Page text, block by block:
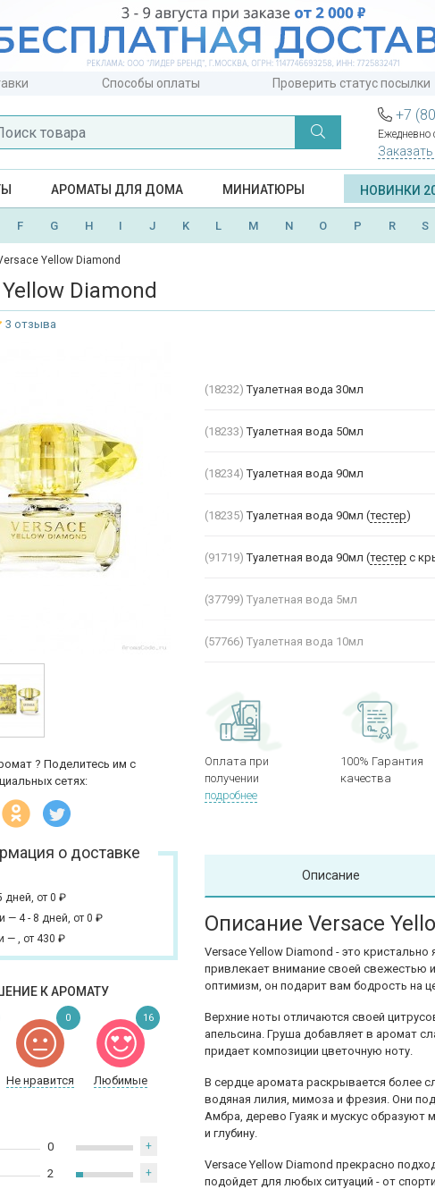
Способы оплаты Проверить статус посылки
+7
Ежедневно
АРОМАТЫ ДЛЯ ДОМА МИНИАТЮРЫ НОВИНКИ
F G H I J K L M N O P R S
Yellow Diamond
Diamond
3 отзыва
? Поделитесь им с
сетях:
о доставке
дней, от 0 ₽
— 4 - 8 дней, от 0 ₽
— , от 430 ₽
К АРОМАТУ
Не нравится Любимые
0 16
0 +
2 +
(18232) Туалетная вода 30мл
(18233) Туалетная вода 50мл
(18234) Туалетная вода 90мл
(18235) Туалетная вода 90мл (тестер)
(91719) Туалетная вода 90мл (тестер с
(37799) Туалетная вода 5мл
(57766) Туалетная вода 10мл
Оплата при
получении
подробнее
100% Гарантия
качества
Описание
Описание Versace
Versace Yellow Diamond - это
привлекает внимание своей свежестью
оптимизм, он подарит вам бодрость на
Верхние ноты отличаются своей
апельсина. Груша добавляет в аромат
придает композиции цветочную ноту.
В сердце аромата раскрывается более
водяная лилия, мимоза и фрезия. Они
Амбра, дерево Гуаяк и мускус образуют
и глубину.
Versace Yellow Diamond прекрасно
подойдет для любых ситуаций - от